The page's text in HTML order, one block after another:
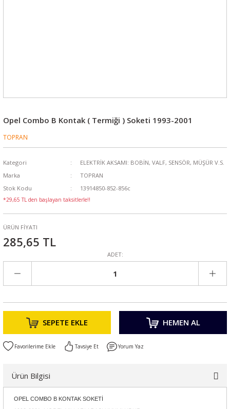
Opel Combo B Kontak ( Termiği ) Soketi 1993-2001
TOPRAN
Kategori
ELEKTRİK AKSAMI: BOBİN, VALF, SENSÖR, MÜŞÜR V.S.
Marka
TOPRAN
Stok Kodu
13914850-852-856c
*29,65 TL den başlayan taksitlerle!!
ÜRÜN FİYATI
285,65 TL
ADET:
SEPETE EKLE HEMEN AL
Tavsiye Et Yorum Yaz
Ürün Bilgisi
OPEL COMBO B KONTAK SOKETİ